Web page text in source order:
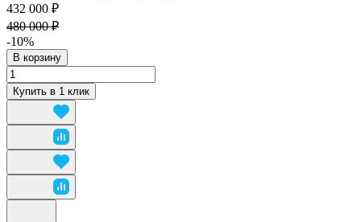
432 000 ₽
480 000 ₽
-10%
В корзину
Купить в 1 клик